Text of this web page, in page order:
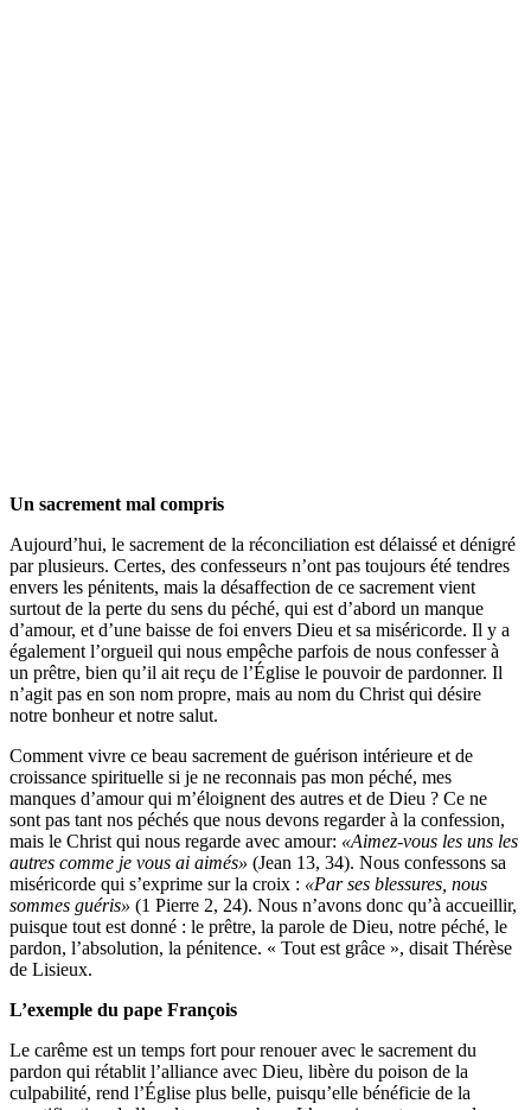
Un sacrement mal compris
Aujourd’hui, le sacrement de la réconciliation est délaissé et dénigré
par plusieurs. Certes, des confesseurs n’ont pas toujours été tendres
envers les pénitents, mais la désaffection de ce sacrement vient
surtout de la perte du sens du péché, qui est d’abord un manque
d’amour, et d’une baisse de foi envers Dieu et sa miséricorde. Il y a
également l’orgueil qui nous empêche parfois de nous confesser à
un prêtre, bien qu’il ait reçu de l’Église le pouvoir de pardonner. Il
n’agit pas en son nom propre, mais au nom du Christ qui désire
notre bonheur et notre salut.
Comment vivre ce beau sacrement de guérison intérieure et de
croissance spirituelle si je ne reconnais pas mon péché, mes
manques d’amour qui m’éloignent des autres et de Dieu ? Ce ne
sont pas tant nos péchés que nous devons regarder à la confession,
mais le Christ qui nous regarde avec amour: «Aimez-vous les uns les
autres comme je vous ai aimés» (Jean 13, 34). Nous confessons sa
miséricorde qui s’exprime sur la croix : «Par ses blessures, nous
sommes guéris» (1 Pierre 2, 24). Nous n’avons donc qu’à accueillir,
puisque tout est donné : le prêtre, la parole de Dieu, notre péché, le
pardon, l’absolution, la pénitence. « Tout est grâce », disait Thérèse
de Lisieux.
L’exemple du pape François
Le carême est un temps fort pour renouer avec le sacrement du
pardon qui rétablit l’alliance avec Dieu, libère du poison de la
culpabilité, rend l’Église plus belle, puisqu’elle bénéficie de la